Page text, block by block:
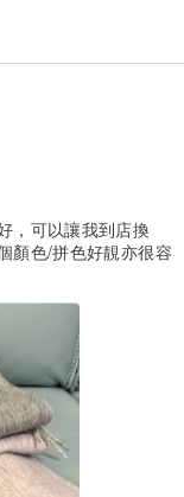
，可以讓我到店換
顏色/拼色好靚亦很容